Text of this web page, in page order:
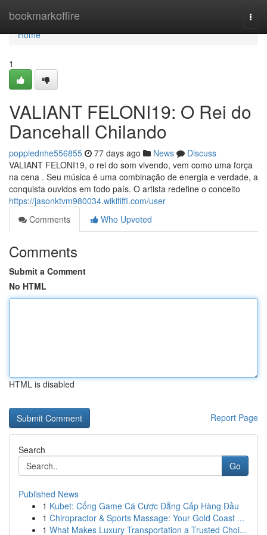
bookmarkoffire
Home
Home
1
VALIANT FELONI19: O Rei do
Dancehall Chilando
poppiednhe556855 77 days ago News
Discuss
VALIANT FELONI19, o rei do som vivendo, vem como uma força
na cena . Seu música é uma combinação de energia e verdade, a
conquista ouvidos em todo país. O artista redefine o conceito
https://jasonktvm980034.wikififfi.com/user
Comments
Who Upvoted
Comments
Submit a Comment
No HTML
HTML is disabled
Report Page
Search
Go
Published News
1 Kubet: Cổng Game Cá Cược Đẳng Cấp Hàng Đầu
1 Chiropractor & Sports Massage: Your Gold Coast ...
1 What Makes Luxury Transportation a Trusted Choi...